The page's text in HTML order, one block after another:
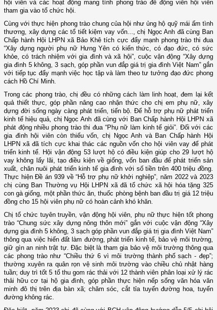
hội viên và các hoạt động mang tính phong trào để động viên hội viên
tham gia vào tổ chức hội.
Cùng với thực hiện phong trào chung của hội như ủng hộ quỹ mái ấm tình
thương, xây dựng các tổ tiết kiệm vay vốn..., chị Ngọc Anh đã cùng Ban
Chấp hành Hội LHPN xã Bảo Khê tích cực đẩy mạnh phong trào thi đua
“Xây dựng người phụ nữ Hưng Yên có kiến thức, có đạo đức, có sức
khỏe, có trách nhiệm với gia đình và xã hội”, cuộc vận động “Xây dựng
gia đình 5 không, 3 sạch, góp phần vun đắp giá trị gia đình Việt Nam” gắn
với tiếp tục đẩy mạnh việc học tập và làm theo tư tưởng đạo đức phong
cách Hồ Chí Minh.
Trong các phong trào, chị đều có những cách làm linh hoạt, đem lại kết
quả thiết thực, góp phần nâng cao nhận thức cho chị em phụ nữ, xây
dựng đời sống ngày càng phát triển, tiến bộ. Để hỗ trợ phụ nữ phát triển
kinh tế hiệu quả, chị Ngọc Anh đã cùng với Ban Chấp hành Hội LHPN xã
phát động nhiều phong trào thi đua “Phụ nữ làm kinh tế giỏi”. Đối với các
gia đình hội viên còn thiếu vốn, chị Ngọc Anh và Ban Chấp hành Hội
LHPN xã đã tích cực khai thác các nguồn vốn cho hội viên vay để phát
triển kinh tế. Hội vận động 53 lượt hộ có điều kiện giúp cho 29 lượt hộ
vay không lấy lãi, tạo điều kiện về giống, vốn ban đầu để phát triển sản
xuất, chăn nuôi phát triển kinh tế gia đình với số tiền trên 400 triệu đồng.
Thực hiện Đề án 939 về “Hỗ trợ phụ nữ khởi nghiệp”, năm 2022 và 2023
chị cùng Ban Thường vụ Hội LHPN xã đã tổ chức xã hội hóa tặng 325
con gà giống, một phần thức ăn, thuốc phòng bệnh ban đầu trị giá 12 triệu
đồng cho 15 hội viên phụ nữ có hoàn cảnh khó khăn.
Chị tổ chức tuyên truyền, vận động hội viên, phụ nữ thực hiện tốt phong
trào “Chung sức xây dựng nông thônmới” gắn với cuộc vận động “Xây
dựng gia đình 5 không, 3 sạch góp phần vun đắp giá trị gia đình Việt Nam”
thông qua việc hiến đất làm đường, phát triển kinh tế, bảo vệ môi trường,
giữ gìn an ninh trật tự. Đặc biệt là tham gia bảo vệ môi trường thông qua
các phong trào như “Chiều thứ 6 vì môi trường thành phố sạch - đẹp”;
thường xuyên ra quân rọn vệ sinh môi trường vào chiều chủ nhật hàng
tuần; duy trì tốt 5 tổ thu gom rác thải với 12 thành viên phân loại xử lý rác
thải hữu cơ tại hộ gia đình, góp phần thực hiện nếp sống văn hóa văn
minh đô thị trên địa bàn xã; chăm sóc, cắt tỉa tuyến đường hoa, tuyến
đường không rác.